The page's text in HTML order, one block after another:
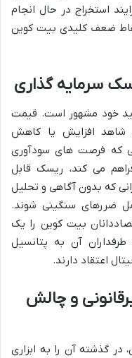
استخراج در حال انجام
ضعف کلیدی بیت کوین
سرمایه گذاری
خود مشهور است. قیمت
شاهد افزایش یا کاهش
که فرصت های سودآوری
می کند، ریسک قابل
که بدون آگاهی و تحلیل
ضررهای سنگینی شوند.
بیت کوین را یک
آن به پتانسیل
اعتقاد دارند.
و چالش
گذشته آن را به ابزاری